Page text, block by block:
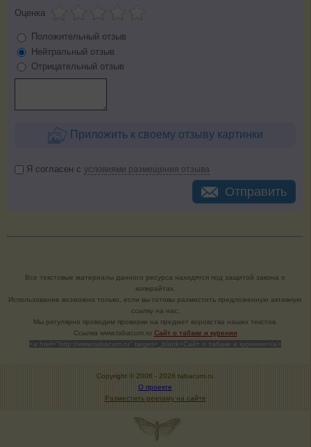
Оценка
Положительный отзыв
Нейтральный отзыв
Отрицательный отзыв
Приложить к своему отзыву картинки
Я согласен с условиями размещения отзыва
Отправить
Все текстовые материалы данного ресурса находятся под защитой закона о
копирайтах.
Использование возможно только, если вы готовы разместить предложенную активную
ссылку на нас.
Мы регулярно проводим проверки на предмет воровства наших текстов.
Cсылка www.tabacum.ru Сайт о табаке и курении
<a href="http://www.tabacum.ru" target=_blank>Сайт о табаке и курении</a>
Copyright © 2006 - 2026 tabacum.ru
О проекте
Разместить рекламу на сайте